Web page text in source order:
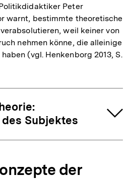
Peter
warnt, bestimmte theoretische
weil keiner von
nehmen könne, die alleinige
(vgl. Henkenborg 2013, S.
Subjektes
der